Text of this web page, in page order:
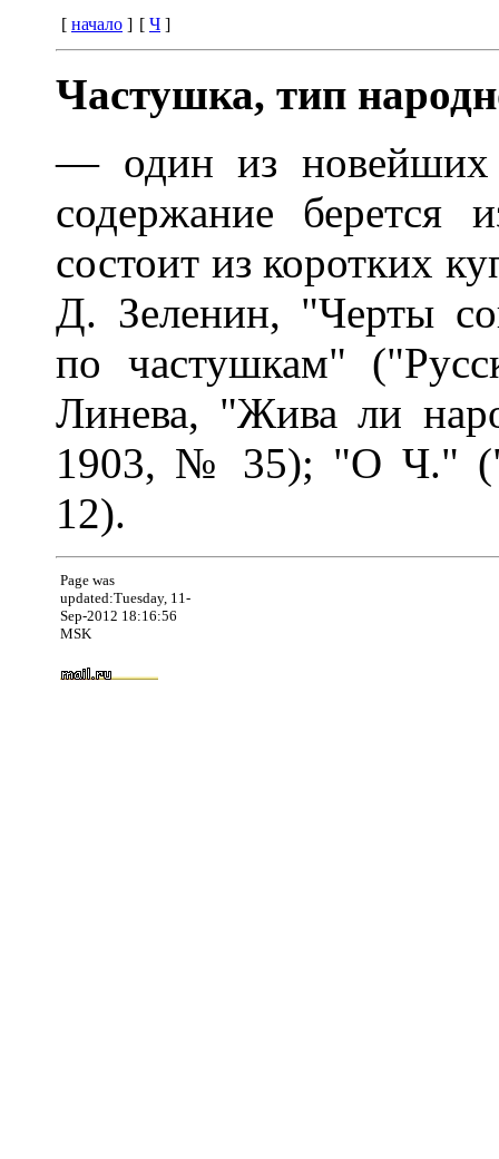
[ начало ] [ Ч ]
Частушка, тип
— один из новейших
содержание берется
состоит из коротких
Д. Зеленин, "Черты
по частушкам"
Линева, "Жива ли
1903, № 35); "О Ч."
12).
Page was
updated:Tuesday, 11-
Sep-2012 18:16:56
MSK